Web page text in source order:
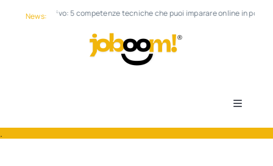
Toggle
Notizie
.
News:
estivo: 5 competenze tecniche che puoi imparare online in poche